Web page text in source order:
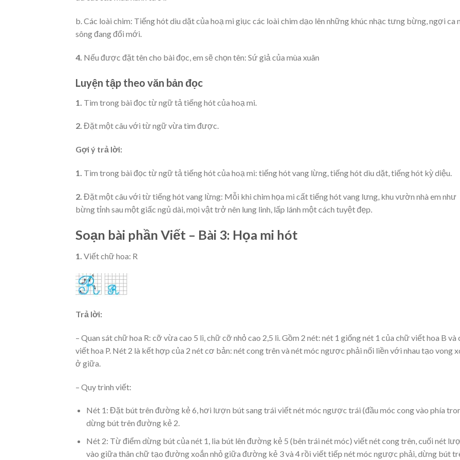
b. Các loài chim: Tiếng hót dìu dặt của hoạ mi giục các loài chim dạo lên những khúc nhạc tưng bừng, ngợi ca
sông đang đổi mới.
4. Nếu được đặt tên cho bài đọc, em sẽ chọn tên: Sứ giả của mùa xuân
Luyện tập theo văn bản đọc
1. Tìm trong bài đọc từ ngữ tả tiếng hót của hoạ mi.
2. Đặt một câu với từ ngữ vừa tìm được.
Gợi ý trả lời:
1. Tìm trong bài đọc từ ngữ tả tiếng hót của hoạ mi: tiếng hót vang lừng, tiếng hót dìu dặt, tiếng hót kỳ diệu.
2. Đặt một câu với từ tiếng hót vang lừng: Mỗi khi chim họa mi cất tiếng hót vang lưng, khu vườn nhà em như
bừng tỉnh sau một giấc ngủ dài, mọi vật trở nên lung linh, lấp lánh một cách tuyệt đẹp.
Soạn bài phần Viết – Bài 3: Họa mi hót
1. Viết chữ hoa: R
Trả lời:
– Quan sát chữ hoa R: cỡ vừa cao 5 li, chữ cỡ nhỏ cao 2,5 li. Gồm 2 nét: nét 1 giống nét 1 của chữ viết hoa B và
viết hoa P. Nét 2 là kết hợp của 2 nét cơ bản: nét cong trên và nét móc ngược phải nối liền với nhau tạo vong
ở giữa.
– Quy trình viết:
Nét 1: Đặt bút trên đường kẻ 6, hơi lượn bút sang trái viết nét móc ngược trái (đầu móc cong vào phía
dừng bút trên đường kẻ 2.
Nét 2: Từ điểm dừng bút của nét 1, lia bút lên đường kẻ 5 (bên trái nét móc) viết nét cong trên, cuối nét
vào giữa thân chữ tạo đường xoắn nhỏ giữa đường kẻ 3 và 4 rồi viết tiếp nét móc ngược phải, dừng bút